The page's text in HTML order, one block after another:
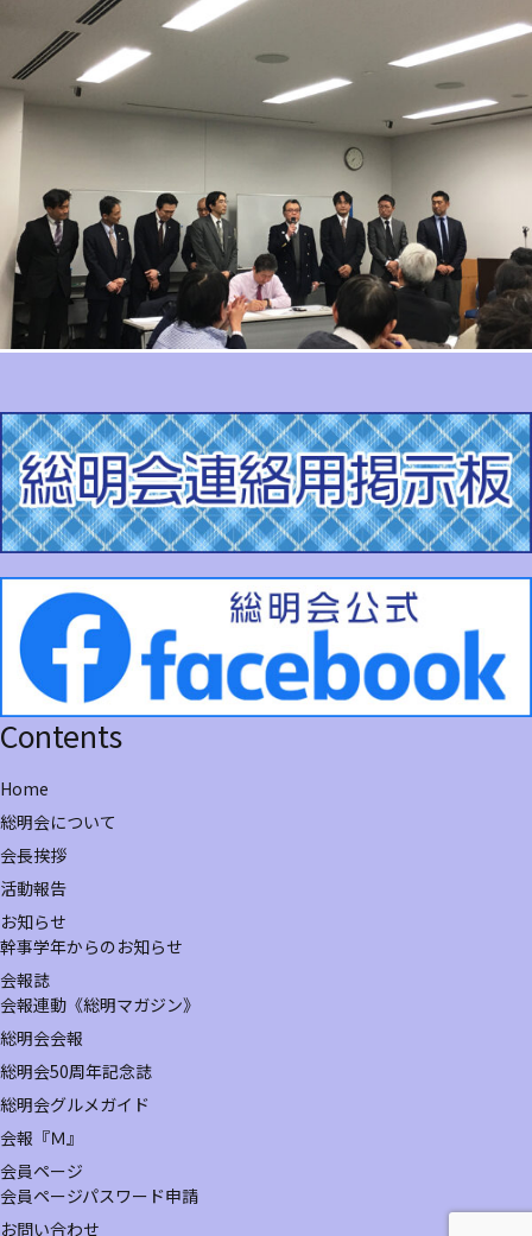
Contents
Home
総明会について
会長挨拶
活動報告
お知らせ
幹事学年からのお知らせ
会報誌
会報連動《総明マガジン》
総明会会報
総明会50周年記念誌
総明会グルメガイド
会報『Ｍ』
会員ページ
会員ページパスワード申請
お問い合わせ